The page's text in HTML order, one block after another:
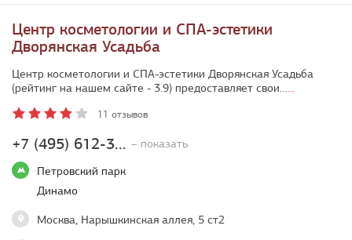
Центр косметологии и СПА-эстетики
Дворянская Усадьба
+7 (495) 612-3... – показать
Петровский парк
Динамо
Москва, Нарышкинская аллея, 5 ст2
Центр косметологии и СПА-эстетики Дворянская Усадьба
(рейтинг на нашем сайте - 3.9) предоставляет свои…...
11 отзывов